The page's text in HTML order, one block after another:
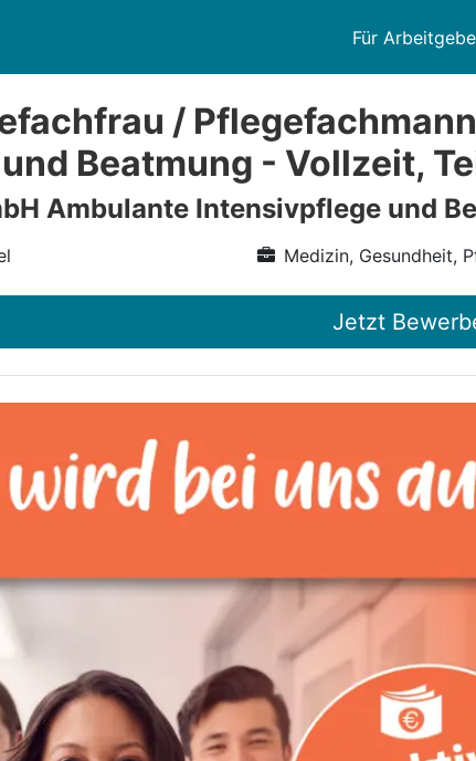
Für
/
Beatmung - Vollzeit,
Ambulante Intensivpflege und
Medizin, Gesundheit,
Jetzt